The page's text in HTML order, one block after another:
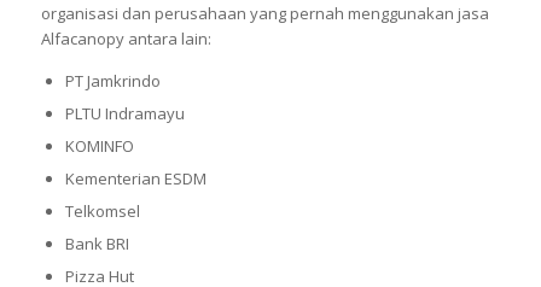
organisasi dan perusahaan yang pernah menggunakan jasa
Alfacanopy antara lain:
PT Jamkrindo
PLTU Indramayu
KOMINFO
Kementerian ESDM
Telkomsel
Bank BRI
Pizza Hut